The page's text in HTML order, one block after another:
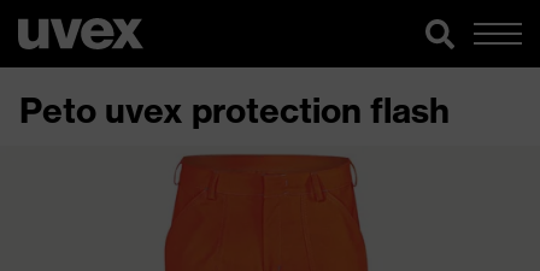
Peto uvex protection flash